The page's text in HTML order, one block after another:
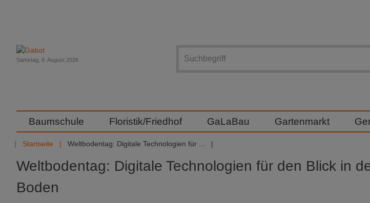
Samstag, 8. August 2026
Baumschule Floristik/Friedhof GaLaBau Gartenmarkt
Startseite Weltbodentag: Digitale Technologien für ...
Weltbodentag: Digitale Technologien für den Blick in
Boden